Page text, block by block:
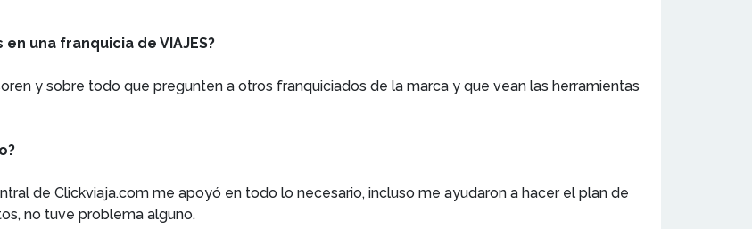
una franquicia de VIAJES?
y sobre todo que pregunten a otros franquiciados de la marca y que vean las herramientas
de Clickviaja.com me apoyó en todo lo necesario, incluso me ayudaron a hacer el plan de
no tuve problema alguno.